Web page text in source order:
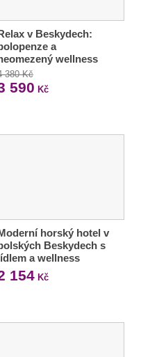
v Beskydech:
a
wellness
380 Kč
590 Kč
horský hotel v
Beskydech s
a wellness
154Kč